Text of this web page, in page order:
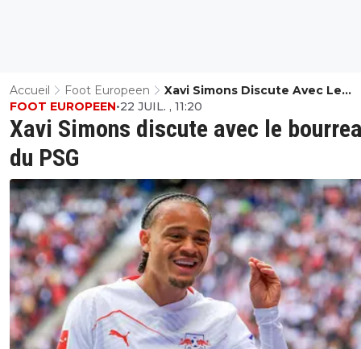
Accueil Foot Europeen
Xavi Simons Discute Avec Le
Bourreau Du PSG
Xavi Simons discute avec le
du PSG
FOOT EUROPEEN•22 JUIL. , 11:20